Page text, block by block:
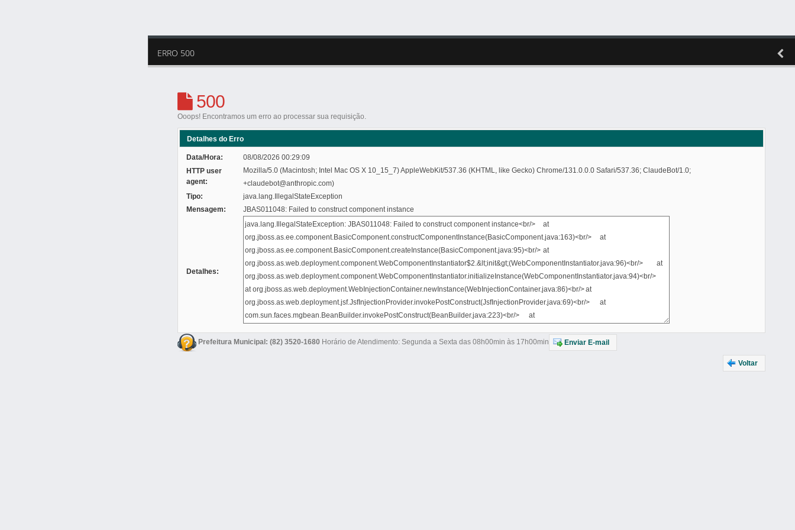
ERRO 500
500
Ooops! Encontramos um erro ao processar sua requisição.
Detalhes do Erro
Data/Hora:
08/08/2026 00:29:09
HTTP user
agent:
Mozilla/5.0 (Macintosh; Intel Mac OS X 10_15_7) AppleWebKit/537.36 (KHTML, like Gecko) Chrome/131.0.0.0 Safari/537.36; ClaudeBot/1.0;
+claudebot@anthropic.com)
Tipo:
java.lang.IllegalStateException
Mensagem:
JBAS011048: Failed to construct component instance
Detalhes:
Prefeitura Municipal: (82) 3520-1680 Horário de Atendimento: Segunda a Sexta das 08h00min às 17h00min Enviar E-mail
Voltar